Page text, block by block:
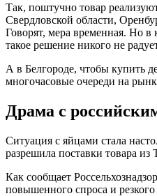
Так, поштучно товар
Свердловской области,
Говорят, мера временная. Но в
такое решение никого не
А в Белгороде, чтобы купить
многочасовые очереди на
Драма с
Ситуация с яйцами стала
разрешила поставки товара из
Как сообщает
повышенного спроса и резкого